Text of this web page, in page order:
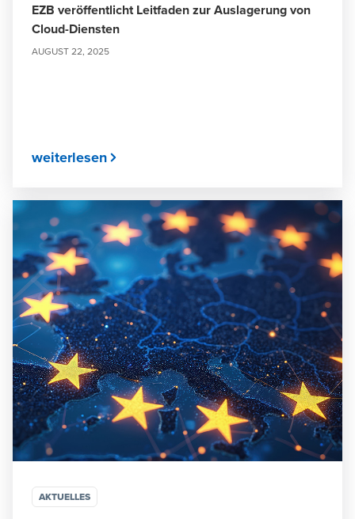
EZB veröffentlicht Leitfaden zur Auslagerung von
Cloud-Diensten
AUGUST 22, 2025
weiterlesen
AKTUELLES